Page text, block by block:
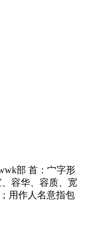
部 首：宀字形
容华、容质、宽
用作人名意指包